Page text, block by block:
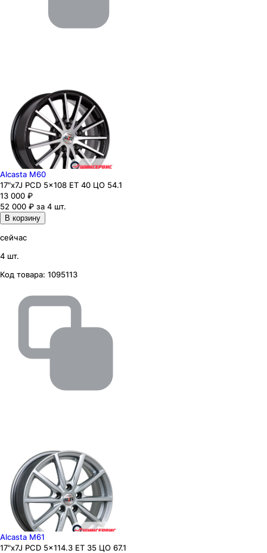
Alcasta M60
17"x7J PCD 5x108 ЕТ 40 ЦО 54.1
13 000 ₽
52 000 ₽ за 4 шт.
В корзину
сейчас
4 шт.
Код товара: 1095113
Alcasta M61
17"x7J PCD 5x114.3 ЕТ 35 ЦО 67.1